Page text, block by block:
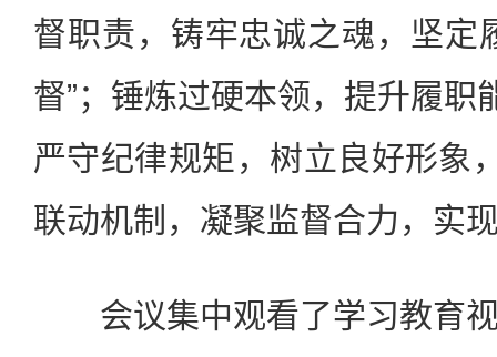
督职责，铸牢忠诚之魂，坚定
督”；锤炼过硬本领，提升履职
严守纪律规矩，树立良好形象
联动机制，凝聚监督合力，实
会议集中观看了学习教育